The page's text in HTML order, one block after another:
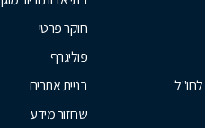
לחו"ל
חוקר פרטי
פוליגרף
בניית אתרים
שחזור מידע